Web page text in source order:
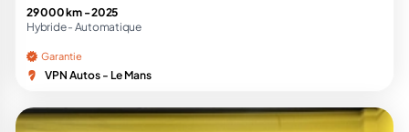
29 000 km -2025
Hybride - Automatique
Garantie
VPN Autos - Le Mans